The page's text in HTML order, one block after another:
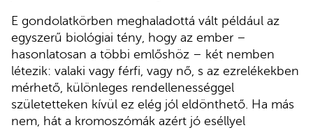
E gondolatkörben meghaladottá vált például az
egyszerű biológiai tény, hogy az ember –
hasonlatosan a többi emlőshöz – két nemben
létezik: valaki vagy férfi, vagy nő, s az ezrelékekben
mérhető, különleges rendellenességgel
születetteken kívül ez elég jól eldönthető. Ha más
nem, hát a kromoszómák azért jó eséllyel